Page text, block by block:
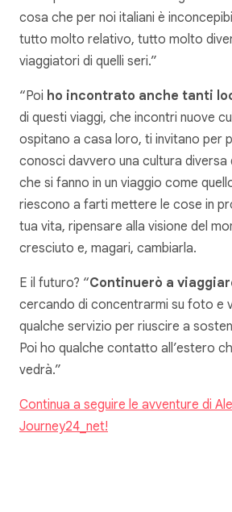
cosa che per noi italiani è
tutto molto relativo, tutto molto
viaggiatori di quelli seri.”
“Poi ho incontrato anche tanti
di questi viaggi, che incontri nuove
ospitano a casa loro, ti invitano per
conosci davvero una cultura diversa
che si fanno in un viaggio come
riescono a farti mettere le cose in
tua vita, ripensare alla visione del
cresciuto e, magari, cambiarla.
E il futuro? “Continuerò a
cercando di concentrarmi su foto e
qualche servizio per riuscire a
Poi ho qualche contatto all’estero
vedrà.”
Continua a seguire le avventure di
Journey24_net!